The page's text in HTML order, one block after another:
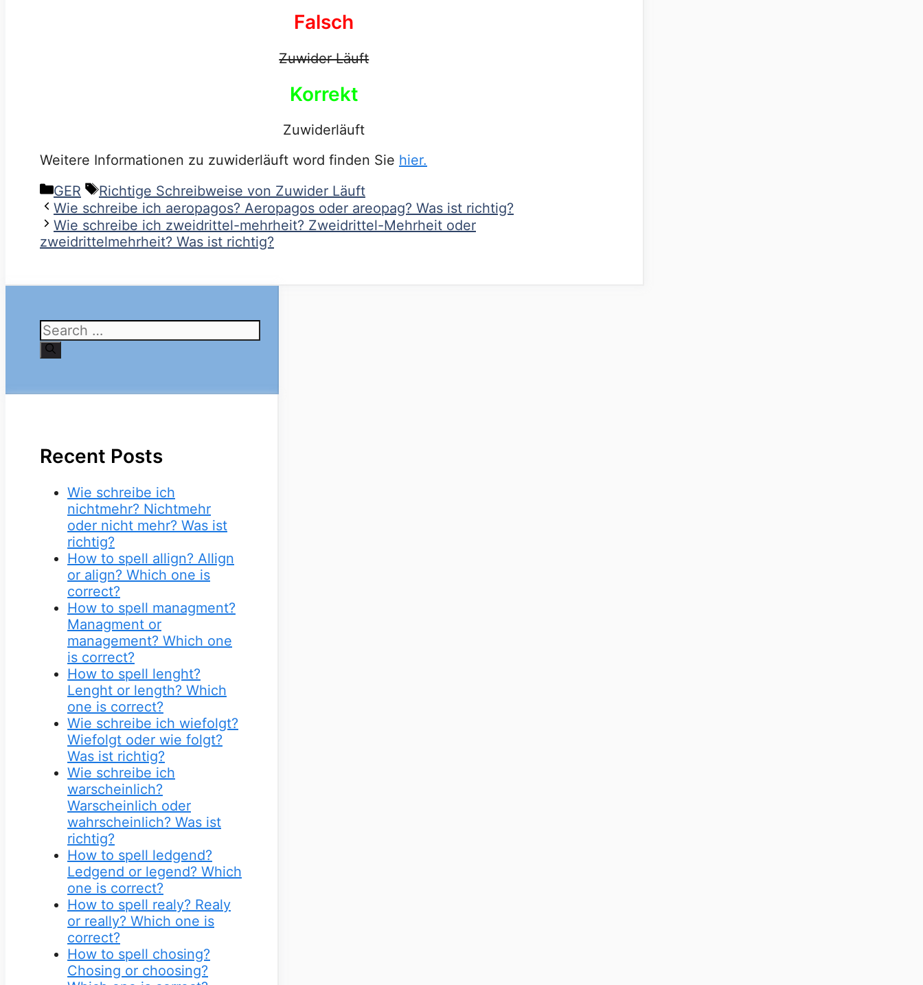
Falsch
Zuwider Läuft
Korrekt
Zuwiderläuft
Weitere Informationen zu zuwiderläuft word finden Sie hier.
Categories
GER Tags
Richtige Schreibweise von Zuwider Läuft
Wie schreibe ich aeropagos? Aeropagos oder areopag? Was ist richtig?
Wie schreibe ich zweidrittel-mehrheit? Zweidrittel-Mehrheit oder
zweidrittelmehrheit? Was ist richtig?
Search
for:
Recent Posts
Wie schreibe ich
nichtmehr? Nichtmehr
oder nicht mehr? Was ist
richtig?
How to spell allign? Allign
or align? Which one is
correct?
How to spell managment?
Managment or
management? Which one
is correct?
How to spell lenght?
Lenght or length? Which
one is correct?
Wie schreibe ich wiefolgt?
Wiefolgt oder wie folgt?
Was ist richtig?
Wie schreibe ich
warscheinlich?
Warscheinlich oder
wahrscheinlich? Was ist
richtig?
How to spell ledgend?
Ledgend or legend? Which
one is correct?
How to spell realy? Realy
or really? Which one is
correct?
How to spell chosing?
Chosing or choosing?